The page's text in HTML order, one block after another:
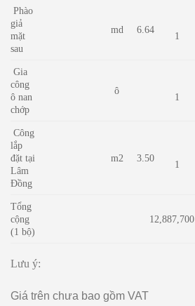
Phào
giả
mặt
sau
md 6.64
1
Gia
công
ô nan
chớp
ô
1
Công
lắp
đặt tại
Lâm
Đồng
m2 3.50
1
Tổng
cộng
(1 bộ)
12,887,700
Lưu ý:
Giá trên chưa bao gồm VAT